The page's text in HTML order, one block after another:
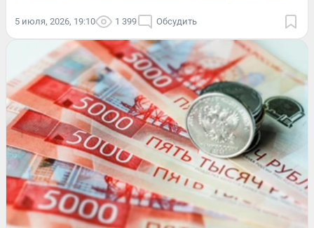
5 июля, 2026, 19:10 1 399 Обсудить